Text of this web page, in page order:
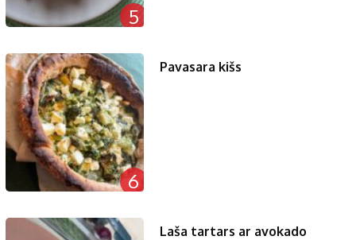
5
6
Pavasara kišs
Laša tartars ar avokado